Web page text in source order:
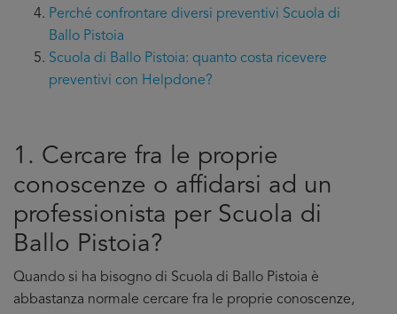
Perché confrontare diversi preventivi Scuola di
Ballo Pistoia
Scuola di Ballo Pistoia: quanto costa ricevere
preventivi con Helpdone?
1. Cercare fra le proprie
conoscenze o affidarsi ad un
professionista per Scuola di
Ballo Pistoia?
Quando si ha bisogno di Scuola di Ballo Pistoia è
abbastanza normale cercare fra le proprie conoscenze,